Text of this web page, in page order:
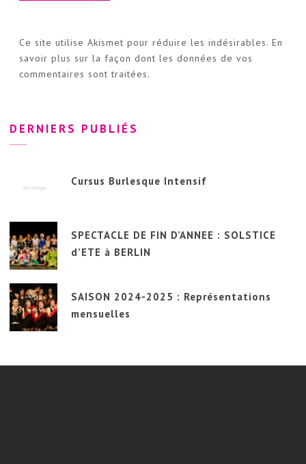
Ce site utilise Akismet pour réduire les indésirables. En
savoir plus sur la façon dont les données de vos
commentaires sont traitées.
DERNIERS PUBLIÉS
Cursus Burlesque Intensif
SPECTACLE DE FIN D’ANNEE : SOLSTICE
d’ETE à BERLIN
SAISON 2024-2025 : Représentations
mensuelles